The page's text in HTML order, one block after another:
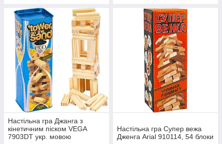
Настільна гра Джанга з
кінетичним піском VEGA
7903DT укр. мовою
Настільна гра Супер вежа
Дженга Arial 910114, 54 блоки